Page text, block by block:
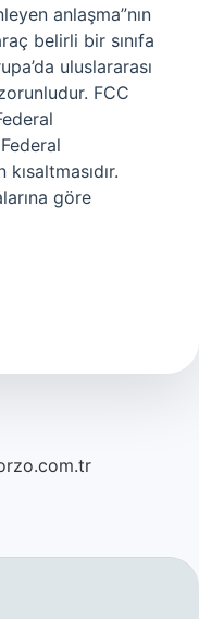
anlaşma”nın
belirli bir sınıfa
uluslararası
FCC
göre